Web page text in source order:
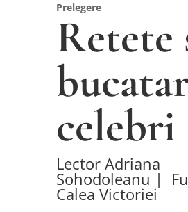
Prelegere
Retete
celebri
Lector Adriana
Sohodoleanu |
Calea Victoriei